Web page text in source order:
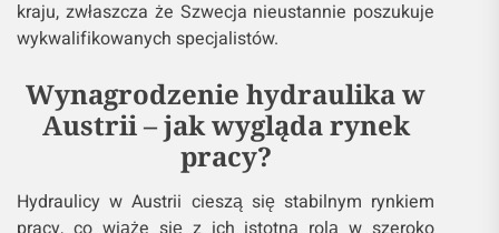
kraju, zwłaszcza że Szwecja nieustannie poszukuje
wykwalifikowanych specjalistów.
Wynagrodzenie hydraulika w
Austrii – jak wygląda rynek
pracy?
Hydraulicy w Austrii cieszą się stabilnym rynkiem